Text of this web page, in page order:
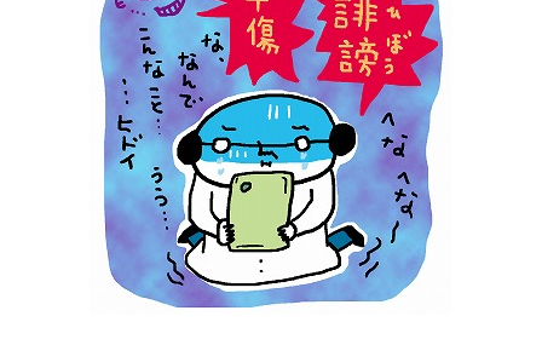
大学・短大以外の資料から請求
専門学校の資料請求 大学院の資料請求
留学・進学関連、塾・予備校
大学入学共通テスト「受験案
内」の請求
大学入学共通テスト「受験上の
配慮案内」の請求
高等学校卒業程度認定試験